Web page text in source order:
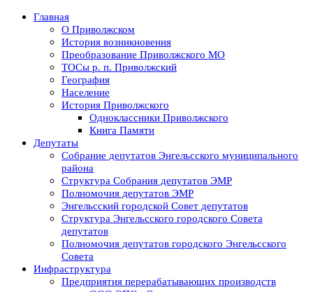
Главная
О Приволжском
История возникновения
Преобразование Приволжского МО
ТОСы р. п. Приволжский
География
Население
История Приволжского
Одноклассники Приволжского
Книга Памяти
Депутаты
Собрание депутатов Энгельсского муниципального
района
Структура Собрания депутатов ЭМР
Полномочия депутатов ЭМР
Энгельсский городской Совет депутатов
Структура Энгельсского городского Совета
депутатов
Полномочия депутатов городского Энгельсского
Совета
Инфраструктура
Предприятия перерабатывающих производств